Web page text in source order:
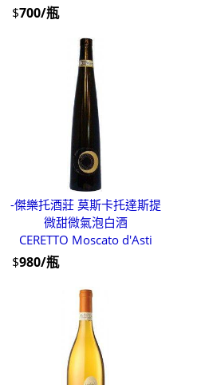
$700/瓶
-傑樂托酒莊 莫斯卡托達斯提
微甜微氣泡白酒
CERETTO Moscato d'Asti
$980/瓶